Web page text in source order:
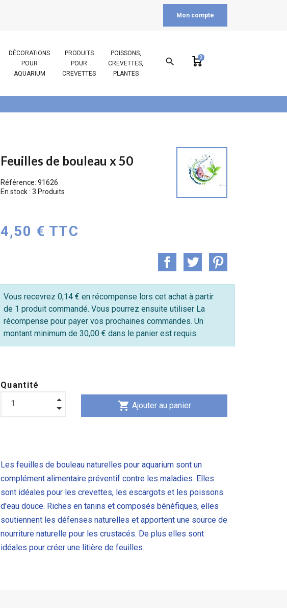
Mon compte
DÉCORATIONS
POUR
AQUARIUM
PRODUITS
POUR
CREVETTES
POISSONS,
CREVETTES,
PLANTES
search 0
Feuilles de bouleau x 50
Référence: 91626
En stock : 3 Produits
4,50 € TTC
Vous recevrez 0,14 € en récompense lors cet achat à partir
de 1 produit commandé. Vous pourrez ensuite utiliser La
récompense pour payer vos prochaines commandes. Un
montant minimum de 30,00 € dans le panier est requis.
Quantité
shopping_cart Ajouter au panier
Les feuilles de bouleau naturelles pour aquarium sont un
complément alimentaire préventif contre les maladies. Elles
sont idéales pour les crevettes, les escargots et les poissons
d'eau douce. Riches en tanins et composés bénéfiques, elles
soutiennent les défenses naturelles et apportent une source de
nourriture naturelle pour les crustacés. De plus elles sont
idéales pour créer une litière de feuilles.